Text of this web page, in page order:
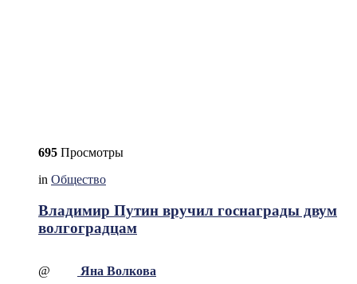
695 Просмотры
in Общество
Владимир Путин вручил госнаграды двум
волгоградцам
@ Яна Волкова